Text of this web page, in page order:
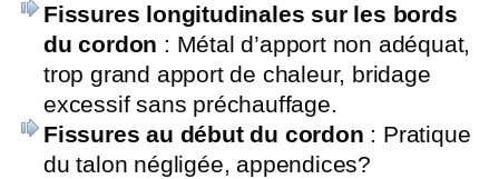
Fissures longitudinales sur les bords
du cordon : Métal d’apport non adéquat,
trop grand apport de chaleur, bridage
excessif sans préchauffage.
Fissures au début du cordon : Pratique
du talon négligée, appendices?